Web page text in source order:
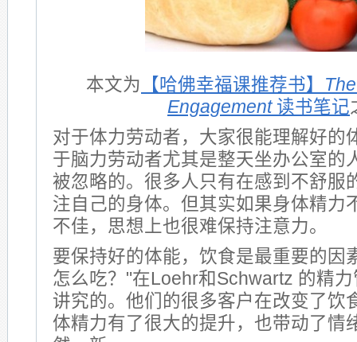
本文为 【哈佛幸福课推荐书】
Engagement 读书笔记
对于体力劳动者，大家很能理解好的
于脑力劳动者尤其是整天坐办公室的
被忽略的。很多人只有在感到不舒服
注自己的身体。但其实如果身体精力
不佳，思想上也很难保持注意力。
要保持好的体能，饮食是最重要的因
怎么吃？"在Loehr和Schwartz 的精
讲究的。他们的很多客户在改变了饮
体精力有了很大的提升，也带动了情